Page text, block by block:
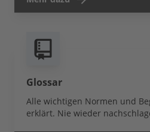
Glossar
Alle wichtigen Normen und
erklärt. Nie wieder